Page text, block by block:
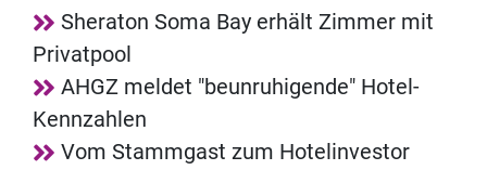
Sheraton Soma Bay erhält Zimmer mit
Privatpool
AHGZ meldet "beunruhigende" Hotel-
Kennzahlen
Vom Stammgast zum Hotelinvestor